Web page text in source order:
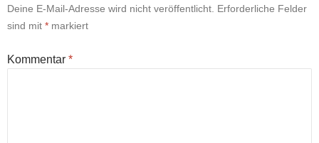
Deine E-Mail-Adresse wird nicht veröffentlicht. Erforderliche Felder
sind mit * markiert
Kommentar *